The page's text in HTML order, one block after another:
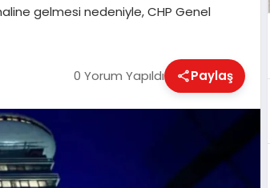
gelmesi nedeniyle, CHP Genel
0 Yorum Yapıldı Paylaş